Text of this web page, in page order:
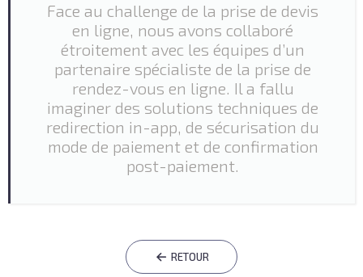
Face au challenge de la prise de devis
en ligne, nous avons collaboré
étroitement avec les équipes d’un
partenaire spécialiste de la prise de
rendez-vous en ligne. Il a fallu
imaginer des solutions techniques de
redirection in-app, de sécurisation du
mode de paiement et de confirmation
post-paiement.
RETOUR